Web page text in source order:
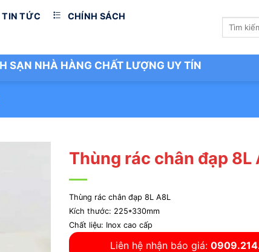
TIN TỨC CHÍNH SÁCH
Tìm
SẠN NHÀ HÀNG CHẤT LƯỢNG UY TÍN
Thùng rác chân đạp 8L
Thùng rác chân đạp 8L A8L
Kích thước: 225*330mm
Chất liệu: Inox cao cấp
Liên hệ nhận báo giá: